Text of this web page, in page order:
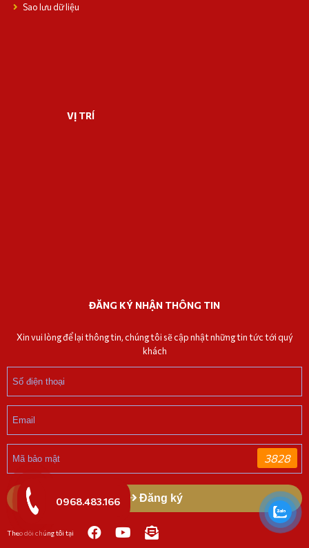
Sao lưu dữ liệu
VỊ TRÍ
ĐĂNG KÝ NHẬN THÔNG TIN
Xin vui lòng để lại thông tin, chúng tôi sẽ cập nhật những tin tức tới quý
khách
3828
Đăng ký
Theo dõi chúng tôi tại
0968.483.166